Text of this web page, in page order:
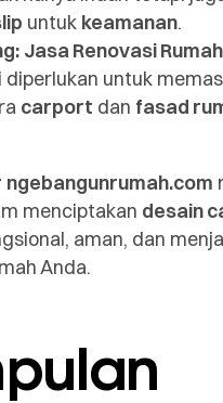
untuk keamanan.
Jasa Renovasi Rumah
untuk
carport dan fasad
ngebangunrumah.com
menciptakan desain
aman, dan
Anda.